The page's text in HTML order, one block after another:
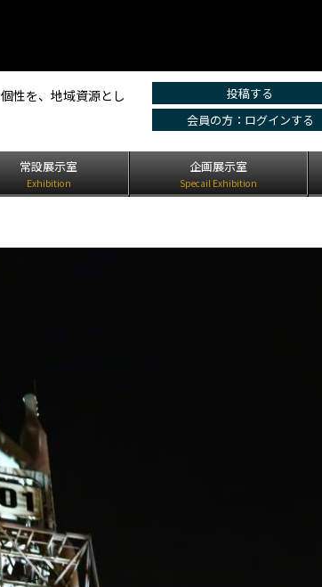
性を、地域資源とし
投稿する
会員の方：ログインする
常設展示室
Exhibition
企画展示室
Specail Exhibition